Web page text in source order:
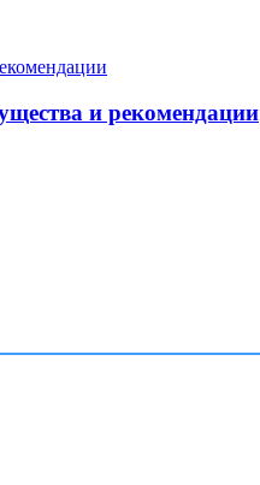
и рекомендации